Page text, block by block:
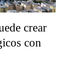
crear
con